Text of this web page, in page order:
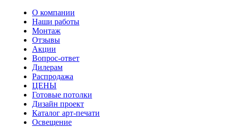
О компании
Наши работы
Монтаж
Отзывы
Акции
Вопрос-ответ
Дилерам
Распродажа
ЦЕНЫ
Готовые потолки
Дизайн проект
Каталог арт-печати
Освещение